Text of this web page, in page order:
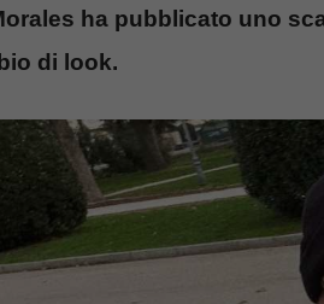
ha pubblicato uno
di look.